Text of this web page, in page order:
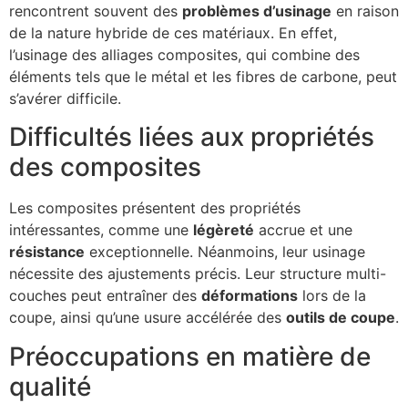
rencontrent souvent des problèmes d’usinage en raison
de la nature hybride de ces matériaux. En effet,
l’usinage des alliages composites, qui combine des
éléments tels que le métal et les fibres de carbone, peut
s’avérer difficile.
Difficultés liées aux propriétés
des composites
Les composites présentent des propriétés
intéressantes, comme une légèreté accrue et une
résistance exceptionnelle. Néanmoins, leur usinage
nécessite des ajustements précis. Leur structure multi-
couches peut entraîner des déformations lors de la
coupe, ainsi qu’une usure accélérée des outils de coupe.
Préoccupations en matière de
qualité